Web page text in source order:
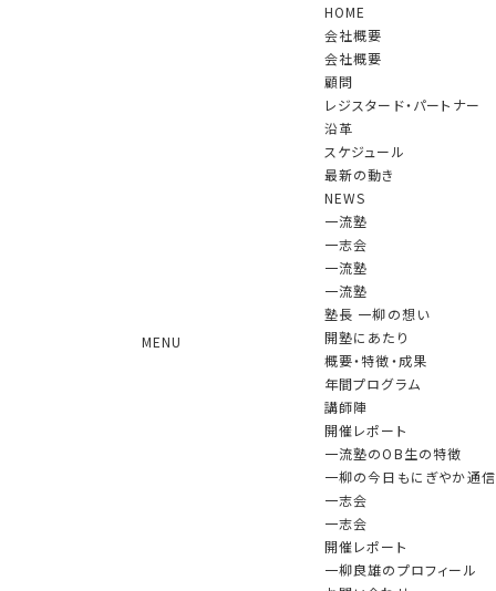
MENU
HOME
会社概要
会社概要
顧問
レジスタード・パートナー
沿革
スケジュール
最新の動き
NEWS
一流塾
一志会
一流塾
一流塾
塾長 一柳の想い
開塾にあたり
概要・特徴・成果
年間プログラム
講師陣
開催レポート
一流塾のOB生の特徴
一柳の今日もにぎやか通信
一志会
一志会
開催レポート
一柳良雄のプロフィール
月刊「文藝春秋」に一柳の記事が掲載
2026.06.10 更新
６月１０日発売の月刊「文藝春秋」２０２６年７月号に、当社CEO一
「同級生交歓」コーナーで、中学時代の同級生であるアイリスオー
ヤマ代表取締役会長大山健太郎氏との、当時から現在に至る交
流について、大山氏により暖かく語られています。大山氏には、一
流塾の講師として長年お世話になっています。